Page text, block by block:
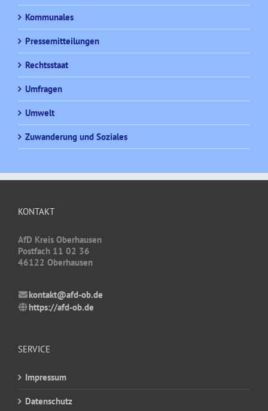
Kommunales
Pressemitteilungen
Rechtsstaat
Umfragen
Umwelt
Zuwanderung und Soziales
KONTAKT
AfD Kreis Oberhausen
Postfach 11 02 36
46122 Oberhausen
kontakt@afd-ob.de
https://afd-ob.de
SERVICE
Impressum
Datenschutz